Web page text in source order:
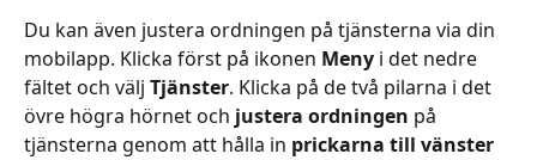
Du kan även justera ordningen på tjänsterna via din
mobilapp. Klicka först på ikonen Meny i det nedre
fältet och välj Tjänster. Klicka på de två pilarna i det
övre högra hörnet och justera ordningen på
tjänsterna genom att hålla in prickarna till vänster